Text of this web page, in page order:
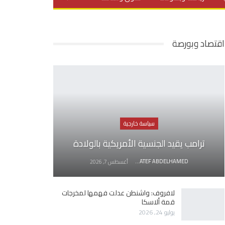
اقتصاد وبورصة
سياسة خارجية
ترامب يقيد الجنسية الأمريكية بالولادة
AWATEF ABDELHAMED أغسطس 7, 2026
لافروف: واشنطن عدلت فهمها لمخرجات
قمة ألاسكا
يوليو 24, 2026